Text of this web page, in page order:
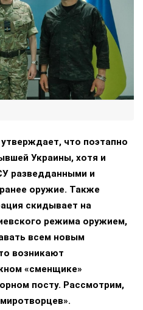
что поэтапно
Украины, хотя и
разведданными и
оружие. Также
скидывает на
режима оружием,
всем новым
возникают
«сменщике»
посту. Рассмотрим,